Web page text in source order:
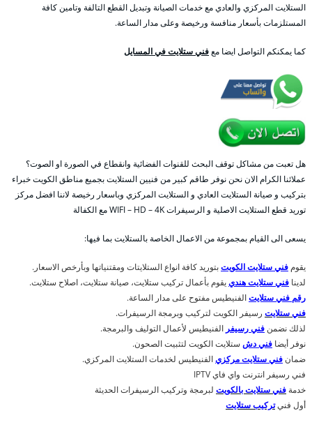
الستلايت المركزي والعادي مع خدمات الصيانة وتبديل القطع التالفة وتامين كافة
المستلزمات بأسعار منافسة ورخيصة وعلى مدار الساعة.
كما يمكنكم التواصل ايضا معفني ستلايت في المسايل
هل تعبت من مشاكل توقف البحث للقنوات الفضائية وانقطاع في الصورة او الصوت؟
عملائنا الكرام الان نحن نوفر طاقم كبير من فنيين الستلايت بجميع مناطق الكويت خبراء
بتركيب و صيانة الستلايت العادي و الستلايت المركزي وباسعار رخيصة لاننا افضل مركز
توريد قطع الستلايت الاصلية و الرسيفرات WIFI – HD – 4K مع الكفالة
يسعى الى القيام بمجموعة من الاعمال الخاصة بالستلايت بما فيها:
يقوم فني ستلايت الكويتبتوريد كافة انواع الستلايتات ومقتنياتها وبأرخص الاسعار.
لدينا فني ستلايت هندييقوم بأعمال تركيب ستلايت، صيانة ستلايت، اصلاح ستلايت.
رقم فني ستلايتالفنيطيس مفتوح على مدار الساعة.
فني ستلايت رسيفر الكويت لتركيب وبرمجة الرسيفرات.
لذلك نضمن فني رسيفر الفنيطيس لأعمال التوليف والبرمجة.
نوفر أيضا فني دش ستلايت الكويت لتثبيت الصحون.
ضمان فني ستلايت مركزيالفنيطيس لخدمات الستلايت المركزي.
فني رسيفر انترنت واي فاي IPTV
خدمة فني ستلايت بالكويت لبرمجة وتركيب الرسيفرات الحديثة
أول فنيتركيب ستلايت